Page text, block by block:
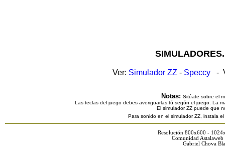
Ver: Simulador ZZ - Speccy -
Notas: Sitúate sobre el
Las teclas del juego debes averiguarlas tú según el juego. La
El simulador ZZ puede que
Para sonido en el simulador ZZ, instala
Resolución 800x600 -
Comunidad
Gabriel Chova